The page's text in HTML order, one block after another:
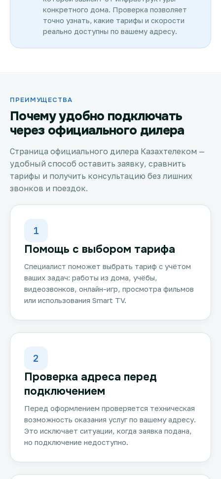
конкретного дома. Проверка позволяет
точно узнать, какие тарифы и скорости
реально доступны по вашему адресу.
ПРЕИМУЩЕСТВА
Почему удобно подключать
через официального дилера
Страница официального дилера Казахтелеком —
удобный способ оставить заявку, сравнить
тарифы и получить консультацию без лишних
звонков и поездок.
1
Помощь с выбором тарифа
Специалист поможет выбрать тариф с учётом
ваших задач: работы из дома, учёбы,
видеозвонков, онлайн-игр, просмотра фильмов
или использования Smart TV.
2
Проверка адреса перед
подключением
Перед оформлением проверяется техническая
возможность оказания услуг по вашему адресу.
Это исключает ситуации, когда заявка подана,
но подключение недоступно.